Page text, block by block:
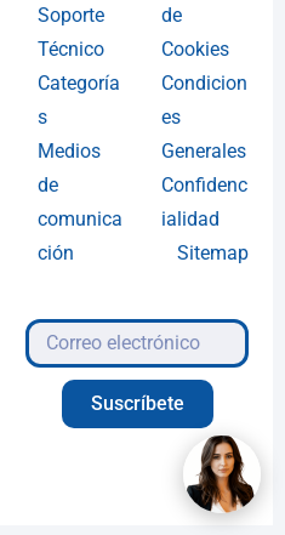
Soporte
Técnico
Categoría
s
Medios
de
comunica
ción
de
Cookies
Condicion
es
Generales
Confidenc
ialidad
Sitemap
Suscríbete